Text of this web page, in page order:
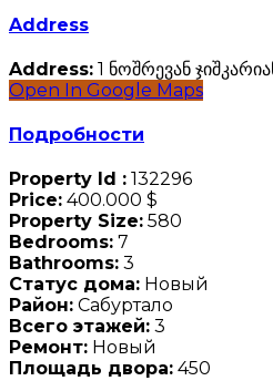
Address
Address: 1 ნოშრევან
Open In Google Maps
Подробности
Property Id : 132296
Price: 400.000 $
Property Size: 580
Bedrooms: 7
Bathrooms: 3
Статус дома: Новый
Район: Сабуртало
Всего этажей: 3
Ремонт: Новый
Площадь двора: 450